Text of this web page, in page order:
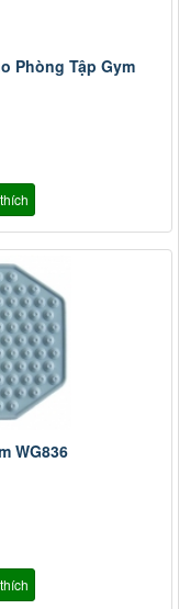
Phòng Tập Gym
WG836